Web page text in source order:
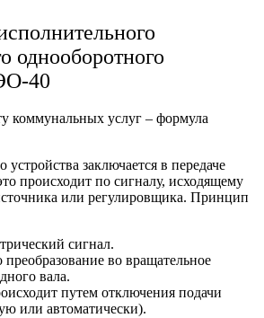
однооборотного
40
устройства заключается в передаче
происходит по сигналу, исходящему
или регулировщика. Принцип
сигнал.
во вращательное
вала.
путем отключения подачи
или автоматически).